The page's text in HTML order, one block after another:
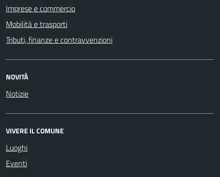
Imprese e commercio
Mobilità e trasporti
Tributi, finanze e contravvenzioni
NOVITÀ
Notizie
VIVERE IL COMUNE
Luoghi
Eventi